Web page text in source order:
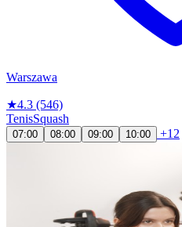
Warszawa
★4.3 (546)
TenisSquash
07:00 08:00 09:00 10:00 +12